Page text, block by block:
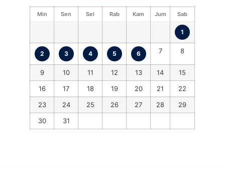
Min Sen Sel Rab Kam Jum Sab
1
2 3 4 5 6 7 8
9 10 11 12 13 14
15
16
17 18 19 20 21
22
23
24 25 26 27 28
29
30
31